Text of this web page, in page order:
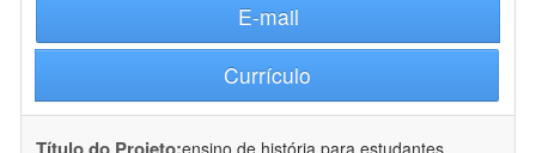
E-mail
Currículo